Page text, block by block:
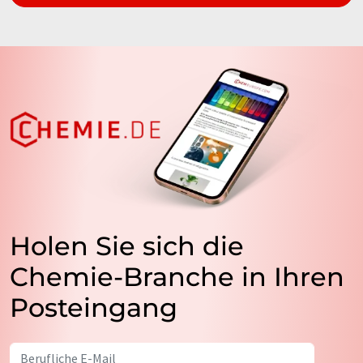
Holen Sie sich die
Chemie-Branche in Ihren
Posteingang